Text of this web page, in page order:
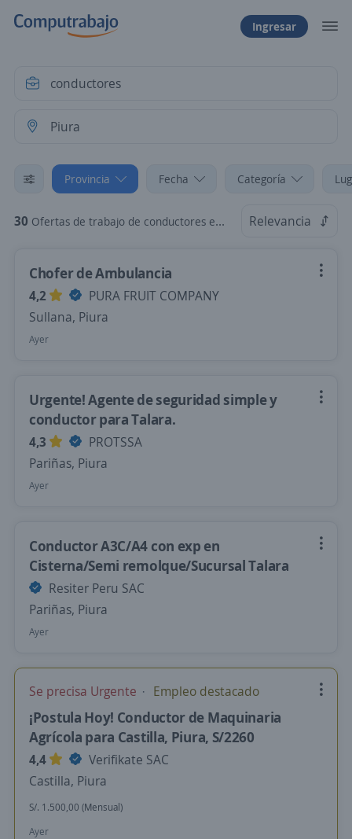
Ingresar
Provincia Fecha Categoría
30 Ofertas de trabajo de conductores en Piura Relevancia
Chofer de Ambulancia
4,2
PURA FRUIT COMPANY
Sullana, Piura
Ayer
Urgente! Agente de seguridad simple y
conductor para Talara.
4,3
PROTSSA
Pariñas, Piura
Ayer
Conductor A3C/A4 con exp en
Cisterna/Semi remolque/Sucursal Talara
Resiter Peru SAC
Pariñas, Piura
Ayer
Se precisa Urgente Empleo destacado
¡Postula Hoy! Conductor de Maquinaria
Agrícola para Castilla, Piura, S/2260
4,4
Verifikate SAC
Castilla, Piura
S/. 1.500,00 (Mensual)
Ayer